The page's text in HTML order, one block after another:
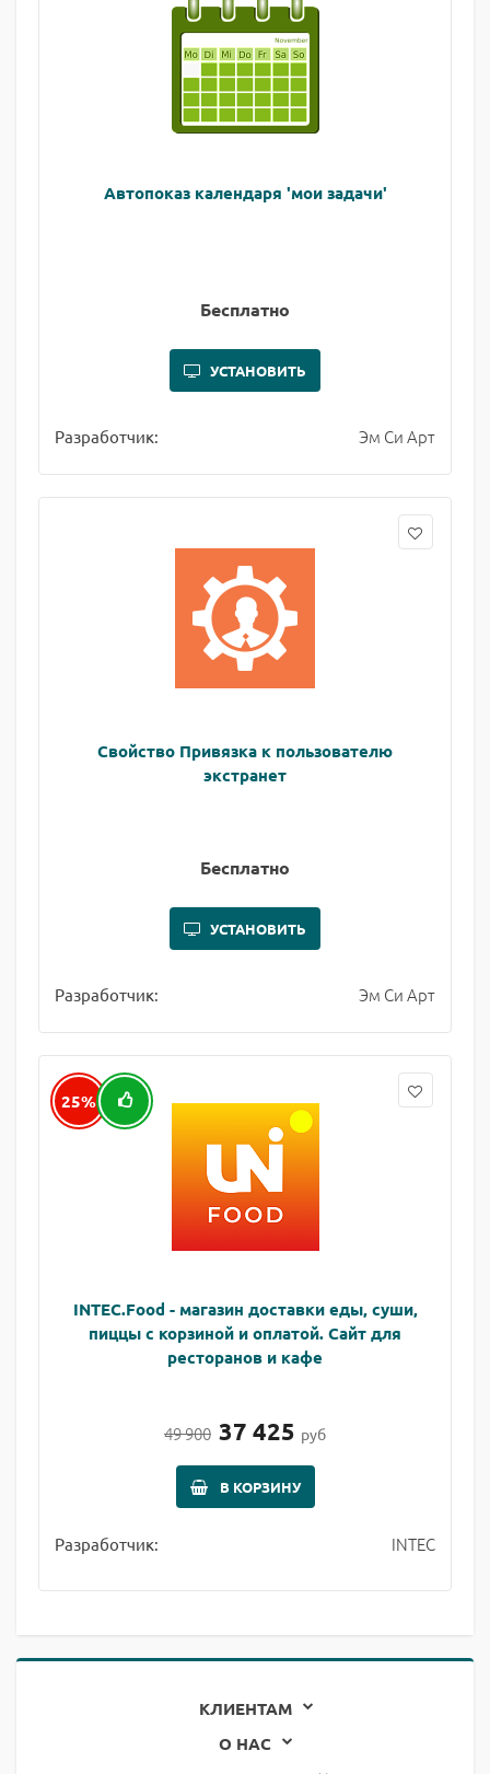
Автопоказ календаря 'мои задачи'
Бесплатно
УСТАНОВИТЬ
Разработчик: Эм Си Арт
Свойство Привязка к пользователю
экстранет
Бесплатно
УСТАНОВИТЬ
Разработчик: Эм Си Арт
25%
INTEC.Food - магазин доставки еды, суши,
пиццы с корзиной и оплатой. Сайт для
ресторанов и кафе
49 900 37 425 руб
В КОРЗИНУ
Разработчик: INTEC
КЛИЕНТАМ
О НАС